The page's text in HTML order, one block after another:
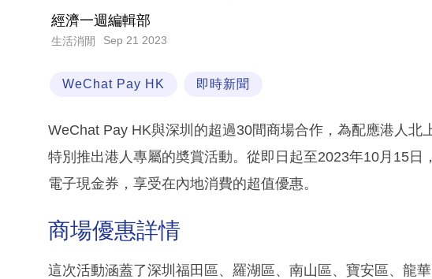
經濟一週編輯部
生活消閒 Sep 21 2023
WeChat Pay HK 即時新聞
WeChat Pay HK與深圳的超過30間商場合作，為配應港人北
特別推出港人專屬的奬賞活動。從即日起至2023年10月15日
電子現金券，享受在內地消費的超值優惠。
商場優惠詳情
這次活動涵蓋了深圳福田區、羅湖區、南山區、寶安區、龍